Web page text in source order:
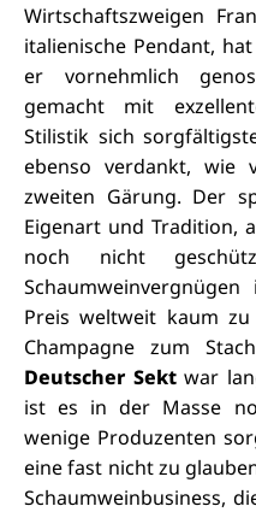
Wirtschaftszweigen
italienische Pendant,
er vornehmlich
gemacht mit
Stilistik sich
ebenso verdankt,
zweiten Gärung. Der
Eigenart und Tradition,
noch nicht
Preis weltweit kaum
Champagne zum
Deutscher Sektwar
ist es in der Masse
wenige Produzenten
eine fast nicht zu
Schaumweinbusiness,